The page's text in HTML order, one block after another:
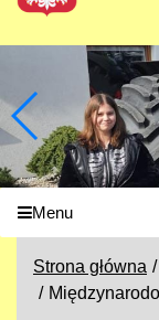
Menu
Strona główna